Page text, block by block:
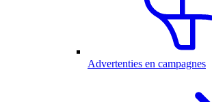
Advertenties en campagnes